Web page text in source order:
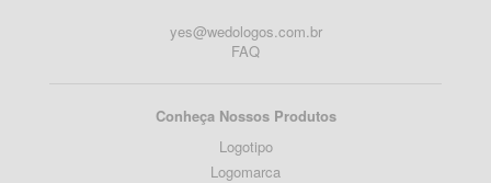
yes@wedologos.com.br
FAQ
Conheça Nossos Produtos
Logotipo
Logomarca